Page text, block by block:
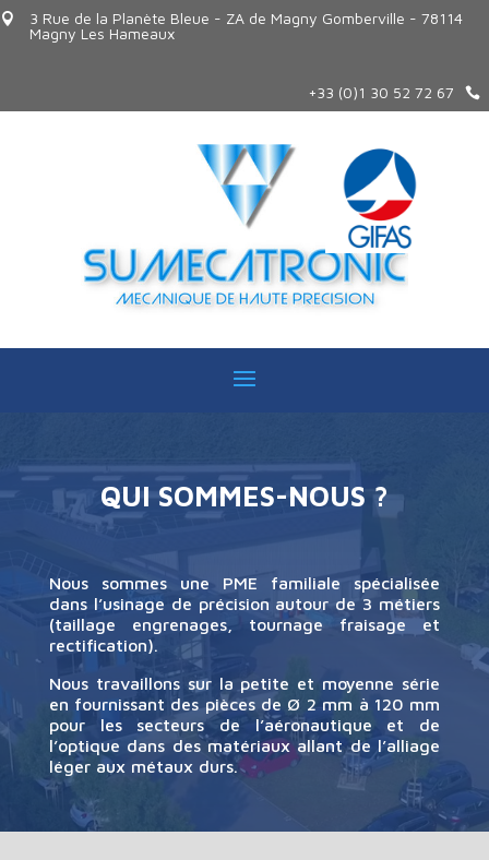

3 Rue de la Planète Bleue - ZA de Magny Gomberville - 78114
Magny Les Hameaux

+33 (0)1 30 52 72 67
QUI SOMMES-NOUS ?
Nous sommes une PME familiale spécialisée
dans l’usinage de précision autour de 3 métiers
(taillage engrenages, tournage fraisage et
rectification).
Nous travaillons sur la petite et moyenne série
en fournissant des pièces de Ø 2 mm à 120 mm
pour les secteurs de l’aéronautique et de
l’optique dans des matériaux allant de l’alliage
léger aux métaux durs.